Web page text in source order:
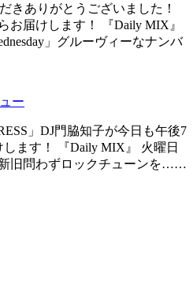
きありがとうございました！
お届けします！ 『Daily MIX』
」グルーヴィーなナンバ
ー
」DJ門脇知子が今日も午後7
ます！ 『Daily MIX』 火曜日
新旧問わずロックチューンを……